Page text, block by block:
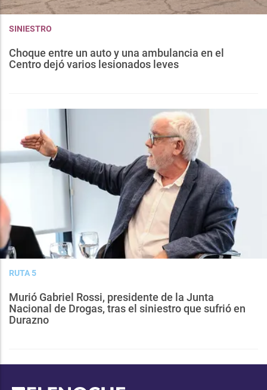
SINIESTRO
Choque entre un auto y una ambulancia en el
Centro dejó varios lesionados leves
RUTA 5
Murió Gabriel Rossi, presidente de la Junta
Nacional de Drogas, tras el siniestro que sufrió en
Durazno